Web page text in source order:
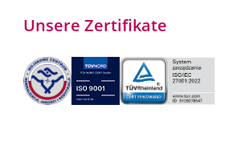
Unsere Zertifikate